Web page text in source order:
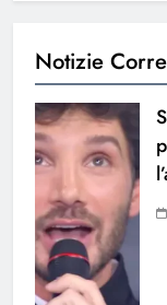
Notizie